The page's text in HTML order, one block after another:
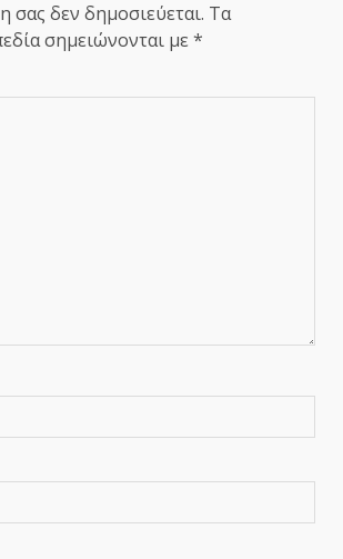
σας δεν δημοσιεύεται. Τα
σημειώνονται με *